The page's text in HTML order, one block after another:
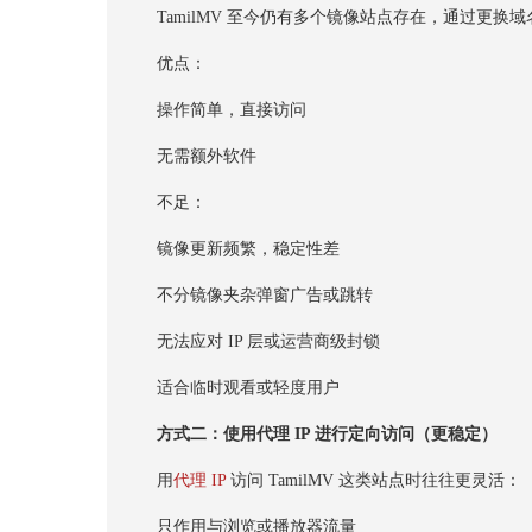
TamilMV 至今仍有多个镜像站点存在，通过更换域
优点：
操作简单，直接访问
无需额外软件
不足：
镜像更新频繁，稳定性差
不分镜像夹杂弹窗广告或跳转
无法应对 IP 层或运营商级封锁
适合临时观看或轻度用户
方式二：使用代理 IP 进行定向访问（更稳定）
用代理 IP 访问 TamilMV 这类站点时往往更灵活：
只作用与浏览或播放器流量